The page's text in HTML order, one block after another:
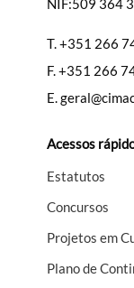
NIF:509 364
T.+351 266
F.+351 266
E.
Acessos
Estatutos
Concursos
Projetos em
Plano de